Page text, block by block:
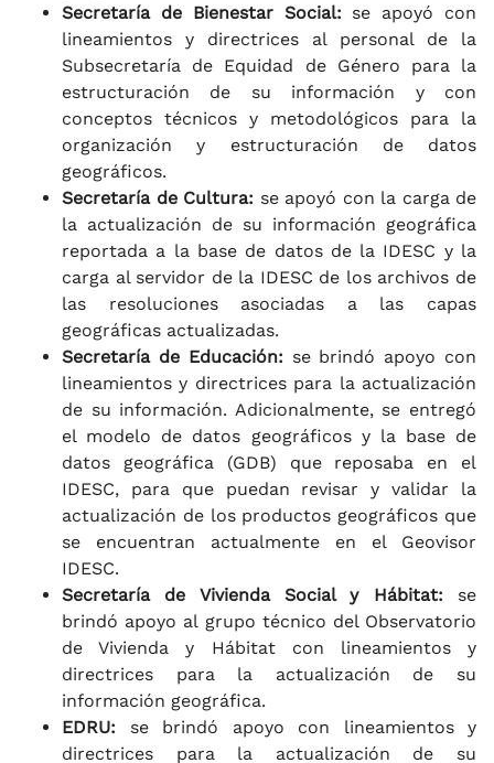
Secretaría de Bienestar Social: se apoyó con
lineamientos y directrices al personal de la
Subsecretaría de Equidad de Género para la
estructuración de su información y con
conceptos técnicos y metodológicos para la
organización y estructuración de datos
geográficos.
Secretaría de Cultura: se apoyó con la carga de
la actualización de su información geográfica
reportada a la base de datos de la IDESC y la
carga al servidor de la IDESC de los archivos de
las resoluciones asociadas a las capas
geográficas actualizadas.
Secretaría de Educación: se brindó apoyo con
lineamientos y directrices para la actualización
de su información. Adicionalmente, se entregó
el modelo de datos geográficos y la base de
datos geográfica (GDB) que reposaba en el
IDESC, para que puedan revisar y validar la
actualización de los productos geográficos que
se encuentran actualmente en el Geovisor
IDESC.
Secretaría de Vivienda Social y Hábitat: se
brindó apoyo al grupo técnico del Observatorio
de Vivienda y Hábitat con lineamientos y
directrices para la actualización de su
información geográfica.
EDRU: se brindó apoyo con lineamientos y
directrices para la actualización de su